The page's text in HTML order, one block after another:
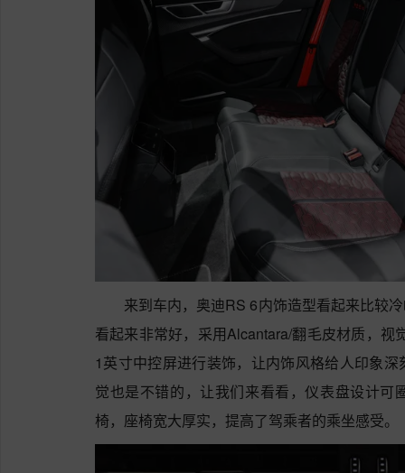
来到车内，奥迪RS 6内饰造型看起来比较
看起来非常好，采用Alcantara/翻毛皮材质，
1英寸中控屏进行装饰，让内饰风格给人印象
觉也是不错的，让我们来看看，仪表盘设计
椅，座椅宽大厚实，提高了驾乘者的乘坐感受。